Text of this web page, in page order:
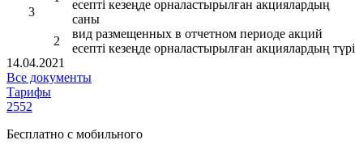
3
есепті кезеңде орналастырылған акциялардың
саны
2
вид размещенных в отчетном периоде акций
есепті кезеңде орналастырылған акциялардың түрі
14.04.2021
Все документы
Тарифы
2552
Бесплатно с мобильного